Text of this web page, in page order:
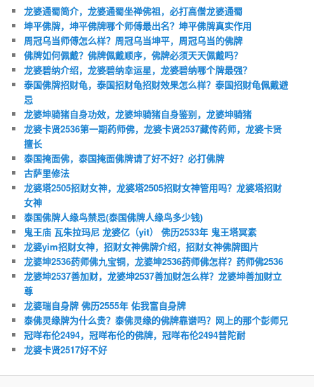
龙婆通蜀简介，龙婆通蜀坐禅佛祖，必打高僧龙婆通蜀
坤平佛牌，坤平佛牌哪个师傅最出名？坤平佛牌真实作用
周冠乌当师傅怎么样？周冠乌当坤平，周冠乌当的佛牌
佛牌如何佩戴？佛牌佩戴顺序，佛牌必须天天佩戴吗？
龙婆碧纳介绍，龙婆碧纳幸运星，龙婆碧纳哪个牌最强？
泰国佛牌招财龟，泰国招财龟招财效果怎么样？泰国招财龟佩戴避
忌
龙婆坤骑猪自身功效，龙婆坤骑猪自身鉴别，龙婆坤骑猪
龙婆卡贤2536第一期药师佛，龙婆卡贤2537藏传药师，龙婆卡贤
擅长
泰国掩面佛，泰国掩面佛牌请了好不好？必打佛牌
古萨里修法
龙婆塔2505招财女神，龙婆塔2505招财女神管用吗？龙婆塔招财
女神
泰国佛牌人缘鸟禁忌(泰国佛牌人缘鸟多少钱)
鬼王庙 瓦朱拉玛尼 龙婆亿（yit） 佛历2533年 鬼王塔冥素
龙婆yim招财女神，招财女神佛牌介绍，招财女神佛牌图片
龙婆坤2536药师佛九宝铜，龙婆坤2536药师佛怎样？药师佛2536
龙婆坤2537善加财，龙婆坤2537善加财怎么样？龙婆坤善加财立
尊
龙婆瑞自身牌 佛历2555年 佑我富自身牌
泰佛灵缘牌为什么贵？泰佛灵缘的佛牌靠谱吗？网上的那个彭师兄
冠咩布伦2494，冠咩布伦的佛牌，冠咩布伦2494普陀耐
龙婆卡贤2517好不好